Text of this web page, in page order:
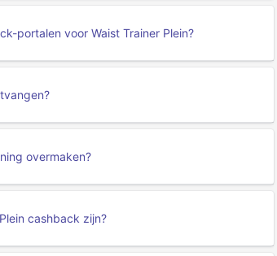
portalen voor Waist Trainer Plein?
overmaken?
cashback zijn?